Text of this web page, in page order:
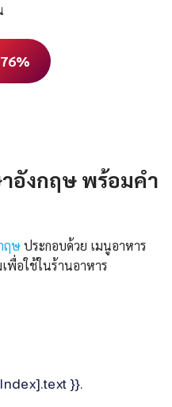
อังกฤษ พร้อมคํา
ฤษประกอบด้วย เมนูอาหาร
พื่อใช้ในร้านอาหาร
}}.